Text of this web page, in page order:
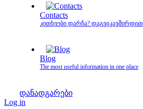
Contacts
კითხვები დარჩა? დაგვიკავშირდით
Blog
The most useful information in one place
დანადგარები
Log in